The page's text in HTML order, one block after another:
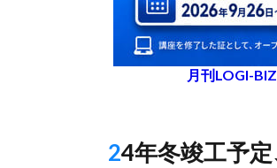
月刊LOGI-
24年冬竣工予定、今後の案件は「ZEB Ready」以上の認証取得